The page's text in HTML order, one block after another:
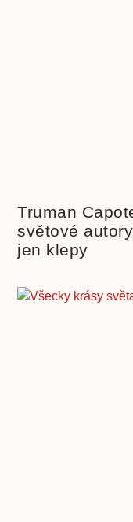
Truman
světové
jen klepy